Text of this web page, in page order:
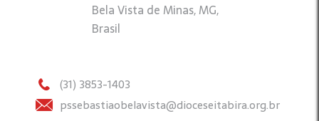
Bela Vista de Minas, MG,
Brasil
(31) 3853-1403
pssebastiaobelavista@dioceseitabira.org.br